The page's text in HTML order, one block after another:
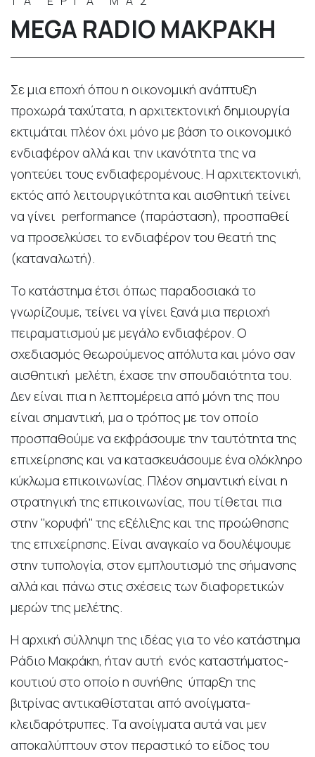
MEGA RADIO ΜΑΚΡΆΚΗ
Σε μια εποχή όπου η οικονομική ανάπτυξη
προχωρά ταχύτατα, η αρχιτεκτονική δημιουργία
εκτιμάται πλέον όχι μόνο με βάση το οικονομικό
ενδιαφέρον αλλά και την ικανότητα της να
γοητεύει τους ενδιαφερομένους. Η αρχιτεκτονική,
εκτός από λειτουργικότητα και αισθητική τείνει
να γίνει performance (παράσταση), προσπαθεί
να προσελκύσει το ενδιαφέρον του θεατή της
(καταναλωτή).
Το κατάστημα έτσι όπως παραδοσιακά το
γνωρίζουμε, τείνει να γίνει ξανά μια περιοχή
πειραματισμού με μεγάλο ενδιαφέρον. Ο
σχεδιασμός θεωρούμενος απόλυτα και μόνο σαν
αισθητική μελέτη, έχασε την σπουδαιότητα του.
Δεν είναι πια η λεπτομέρεια από μόνη της που
είναι σημαντική, μα ο τρόπος με τον οποίο
προσπαθούμε να εκφράσουμε την ταυτότητα της
επιχείρησης και να κατασκευάσουμε ένα ολόκληρο
κύκλωμα επικοινωνίας. Πλέον σημαντική είναι η
στρατηγική της επικοινωνίας, που τίθεται πια
στην ''κορυφή'' της εξέλιξης και της προώθησης
της επιχείρησης. Είναι αναγκαίο να δουλέψουμε
στην τυπολογία, στον εμπλουτισμό της σήμανσης
αλλά και πάνω στις σχέσεις των διαφορετικών
μερών της μελέτης.
Η αρχική σύλληψη της ιδέας για το νέο κατάστημα
Ράδιο Μακράκη, ήταν αυτή ενός καταστήματος-
κουτιού στο οποίο η συνήθης ύπαρξη της
βιτρίνας αντικαθίσταται από ανοίγματα-
κλειδαρότρυπες. Τα ανοίγματα αυτά ναι μεν
αποκαλύπτουν στον περαστικό το είδος του